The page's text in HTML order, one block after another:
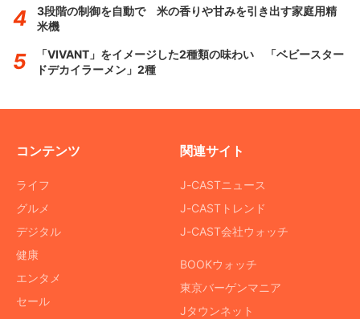
3段階の制御を自動で 米の香りや甘みを引き出す家庭用精
米機
「VIVANT」をイメージした2種類の味わい 「ベビースター
ドデカイラーメン」2種
コンテンツ
ライフ
グルメ
デジタル
健康
エンタメ
セール
関連サイト
J-CASTニュース
J-CASTトレンド
J-CAST会社ウォッチ
BOOKウォッチ
東京バーゲンマニア
Jタウンネット